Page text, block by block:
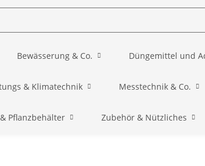
Bewässerung & Co. Düngemittel und
& Klimatechnik Messtechnik & Co.
Pflanzbehälter Zubehör & Nützliches